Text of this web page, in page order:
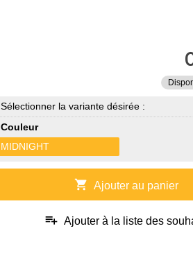
Sélectionner la variante désirée :
Couleur
MIDNIGHT
shopping_cart Ajouter au panier
playlist_add Ajouter à la liste des